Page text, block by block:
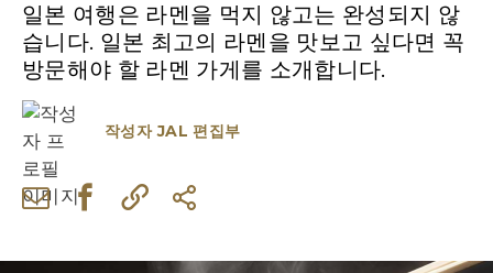
일본 여행은 라멘을 먹지 않고는 완성되지 않
습니다. 일본 최고의 라멘을 맛보고 싶다면 꼭
방문해야 할 라멘 가게를 소개합니다.
작성자 JAL 편집부